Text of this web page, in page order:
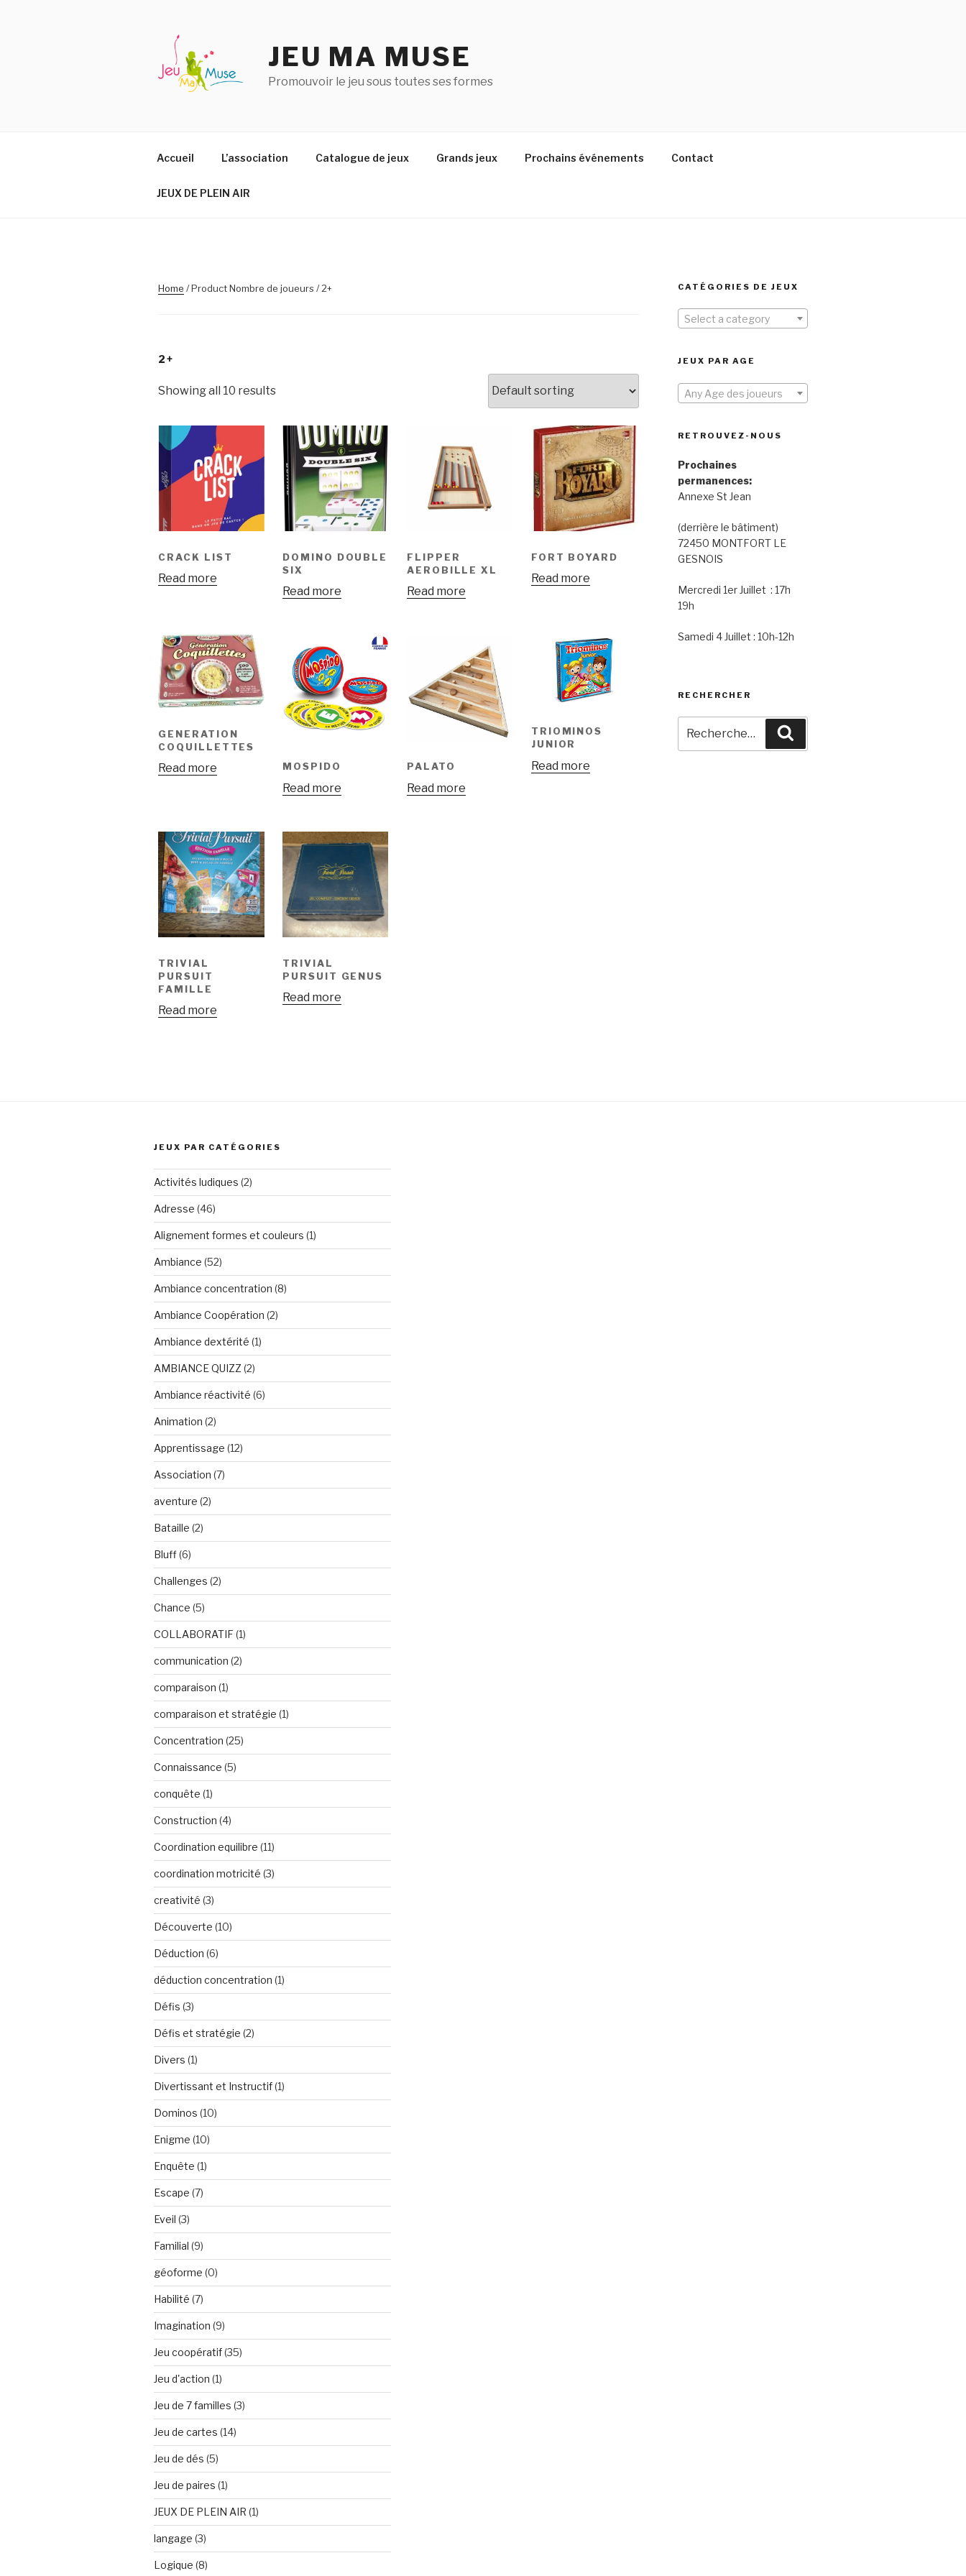
JEU MA MUSE
Promouvoir le jeu sous toutes ses formes
Accueil L’association Catalogue de jeux Grands jeux Prochains événements Contact
JEUX DE PLEIN AIR
Home / Product Nombre de joueurs / 2+
2+
Showing all 10 results
CRACK LIST
Read more
DOMINO DOUBLE
SIX
Read more
FLIPPER
AEROBILLE XL
Read more
FORT BOYARD
Read more
GENERATION
COQUILLETTES
Read more MOSPIDO
Read more
PALATO
Read more
TRIOMINOS
JUNIOR
Read more
TRIVIAL
PURSUIT
FAMILLE
Read more
TRIVIAL
PURSUIT GENUS
Read more
CATÉGORIES DE JEUX
Select a category
JEUX PAR AGE
Any Age des joueurs
RETROUVEZ-NOUS
Prochaines
permanences:
Annexe St Jean
(derrière le bâtiment)
72450 MONTFORT LE
GESNOIS
Mercredi 1er Juillet : 17h
19h
Samedi 4 Juillet : 10h-12h
RECHERCHER
pour
:
JEUX PAR CATÉGORIES
Activités ludiques (2)
Adresse (46)
Alignement formes et couleurs (1)
Ambiance (52)
Ambiance concentration (8)
Ambiance Coopération (2)
Ambiance dextérité (1)
AMBIANCE QUIZZ (2)
Ambiance réactivité (6)
Animation (2)
Apprentissage (12)
Association (7)
aventure (2)
Bataille (2)
Bluff(6)
Challenges (2)
Chance (5)
COLLABORATIF(1)
communication (2)
comparaison (1)
comparaison et stratégie (1)
Concentration (25)
Connaissance (5)
conquête (1)
Construction (4)
Coordination equilibre (11)
coordination motricité (3)
creativité (3)
Découverte (10)
Déduction (6)
déduction concentration (1)
Défis (3)
Défis et stratégie (2)
Divers (1)
Divertissant et Instructif(1)
Dominos (10)
Enigme (10)
Enquête (1)
Escape (7)
Eveil (3)
Familial (9)
géoforme (0)
Habilité (7)
Imagination (9)
Jeu coopératif(35)
Jeu d'action (1)
Jeu de 7 familles (3)
Jeu de cartes (14)
Jeu de dés (5)
Jeu de paires (1)
JEUX DE PLEIN AIR (1)
langage (3)
Logique (8)